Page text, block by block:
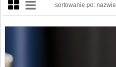
sortowanie po: nazwie